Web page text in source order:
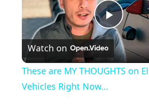
Play
Watch on
These are MY THOUGHTS on
Vehicles Right Now...